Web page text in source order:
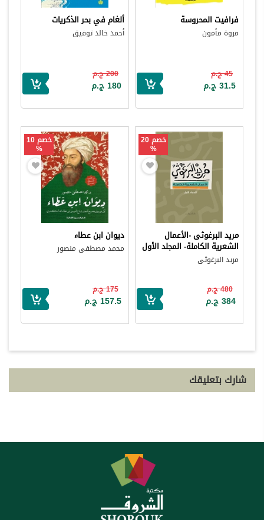
فرافيت المحروسة
مروة مأمون
45 ج.م
31.5 ج.م
ألغام في بحر الذكريات
أحمد خالد توفيق
200 ج.م
180 ج.م
خصم 20
%
مريد البرغوثى -الأعمال
الشعرية الكاملة- المجلد الأول
مريد البرغوثى
480 ج.م
384 ج.م
خصم 10
%
ديوان ابن عطاء
محمد مصطفى منصور
175 ج.م
157.5 ج.م
شارك بتعليقك